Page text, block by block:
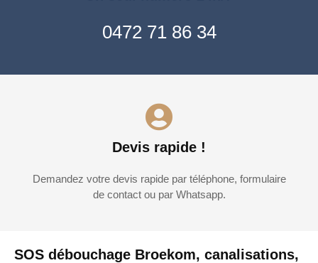
SOS débouchage Broekom, canalisations,
0472 71 86 34
Devis rapide !
Demandez votre devis rapide par téléphone, formulaire
de contact ou par Whatsapp.